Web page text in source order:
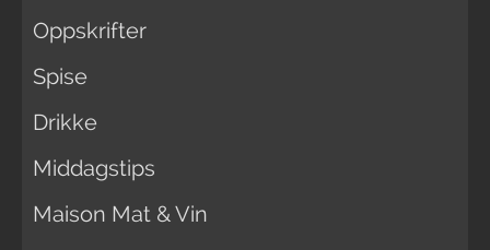
Oppskrifter
Spise
Drikke
Middagstips
Maison Mat & Vin